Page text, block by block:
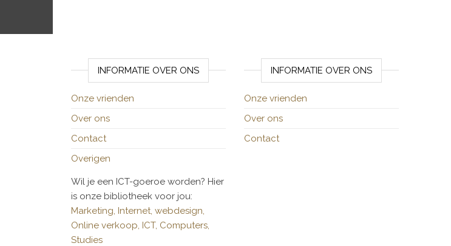
INFORMATIE OVER ONS
Onze vrienden
Over ons
Contact
Overigen
Wil je een ICT-goeroe worden? Hier
is onze bibliotheek voor jou:
Marketing, Internet, webdesign,
Online verkoop, ICT, Computers,
Studies
INFORMATIE OVER ONS
Onze vrienden
Over ons
Contact